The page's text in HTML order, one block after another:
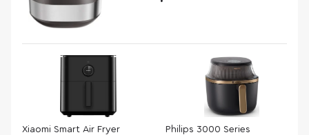
Xiaomi Smart Air Fryer
Philips 3000 Series